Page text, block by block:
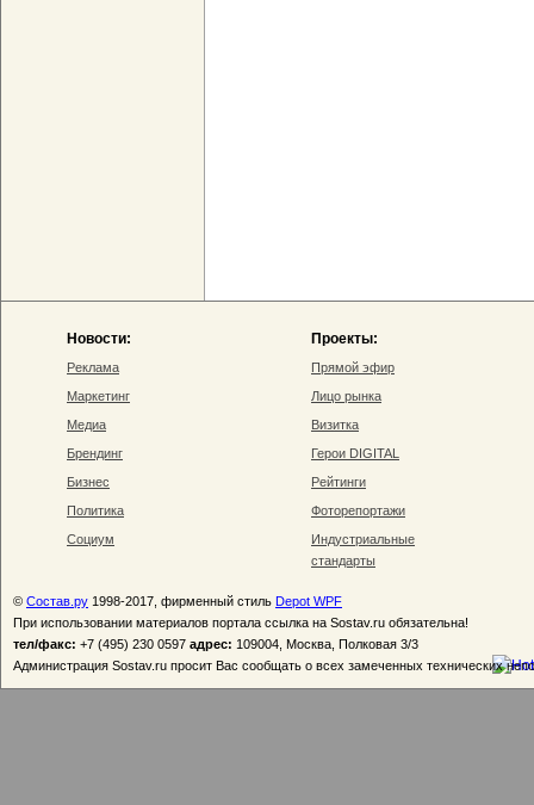
Новости:
Реклама
Маркетинг
Медиа
Брендинг
Бизнес
Политика
Социум
Проекты:
Прямой эфир
Лицо рынка
Визитка
Герои DIGITAL
Рейтинги
Фоторепортажи
Индустриальные
стандарты
© Состав.ру 1998-2017, фирменный стиль Depot WPF
При использовании материалов портала ссылка на Sostav.ru обязательна!
тел/факс: +7 (495) 230 0597 адрес: 109004, Москва, Полковая 3/3
Администрация Sostav.ru просит Вас сообщать о всех замеченных технических